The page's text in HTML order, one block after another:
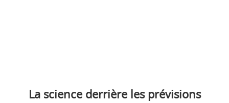
La science derrière les prévisions